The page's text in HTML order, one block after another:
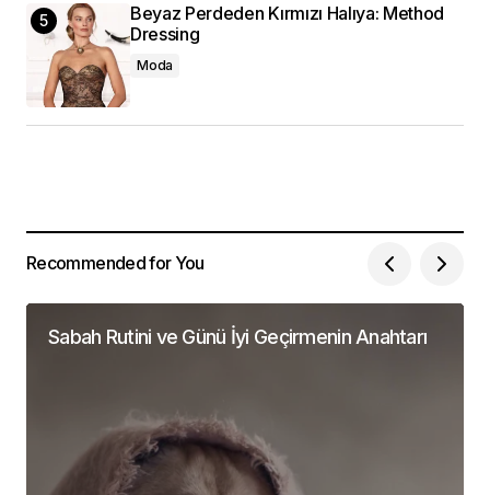
Beyaz Perdeden Kırmızı Halıya: Method
Dressing
Moda
Recommended for You
Sabah Rutini ve Günü İyi Geçirmenin Anahtarı